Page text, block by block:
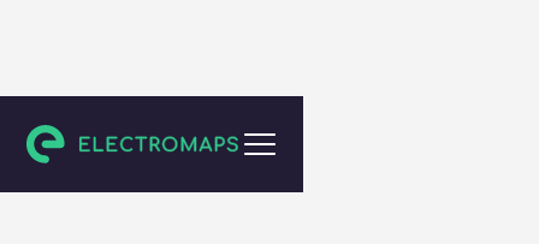
Nederland